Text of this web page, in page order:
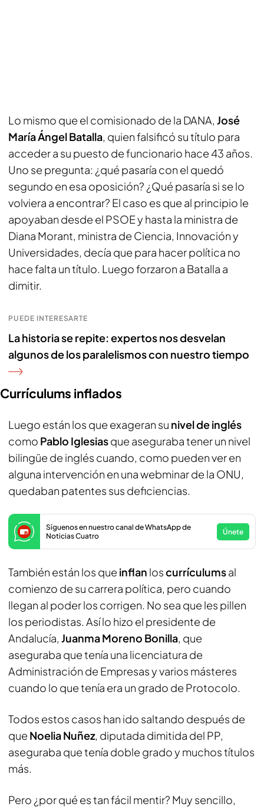
Lo mismo que el comisionado de la DANA, José
María Ángel Batalla, quien falsificó su título para
acceder a su puesto de funcionario hace 43 años.
Uno se pregunta: ¿qué pasaría con el quedó
segundo en esa oposición? ¿Qué pasaría si se lo
volviera a encontrar? El caso es que al principio le
apoyaban desde el PSOE y hasta la ministra de
Diana Morant, ministra de Ciencia, Innovación y
Universidades, decía que para hacer política no
hace falta un título. Luego forzaron a Batalla a
dimitir.
PUEDE INTERESARTE
La historia se repite: expertos nos desvelan
algunos de los paralelismos con nuestro tiempo
Currículums inflados
Luego están los que exageran su nivel de inglés
como Pablo Iglesiasque aseguraba tener un nivel
bilingüe de inglés cuando, como pueden ver en
alguna intervención en una webminar de la ONU,
quedaban patentes sus deficiencias.
Síguenos en nuestro canal de WhatsApp de
Noticias Cuatro
Únete
También están los que inflan loscurrículumsal
comienzo de su carrera política, pero cuando
llegan al poder los corrigen. No sea que les pillen
los periodistas. Así lo hizo el presidente de
Andalucía, Juanma Moreno Bonilla, que
aseguraba que tenía una licenciatura de
Administración de Empresas y varios másteres
cuando lo que tenía era un grado de Protocolo.
Todos estos casos han ido saltando después de
que Noelia Nuñez, diputada dimitida del PP,
aseguraba que tenía doble grado y muchos títulos
más.
Pero ¿por qué es tan fácil mentir? Muy sencillo,